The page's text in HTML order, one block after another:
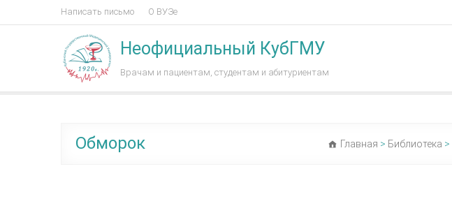
Написать письмо О ВУЗе
Неофициальный КубГМУ
Врачам и пациентам, студентам и абитуриентам
Обморок Главная > Библиотека >